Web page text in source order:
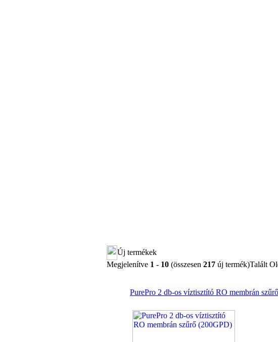
Új termékek
Megjelenítve 1 - 10 (összesen 217 új termék)Talált
PurePro 2 db-os víztisztító RO membrán